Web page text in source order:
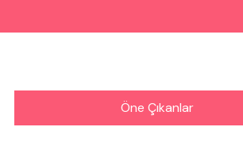
Öne Çıkanlar